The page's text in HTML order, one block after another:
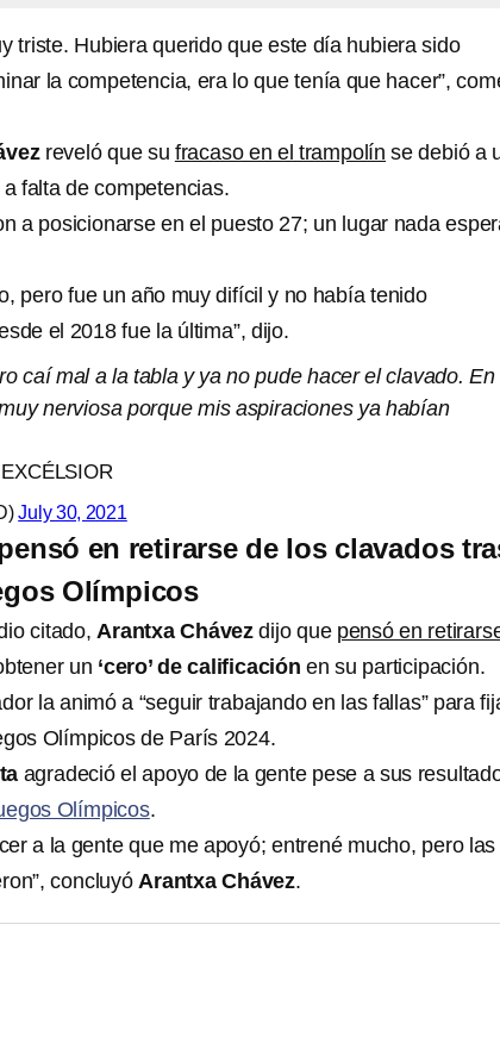
triste. Hubiera querido que este día hubiera sido
la competencia, era lo que tenía que hacer”,
reveló que su fracaso en el trampolín se debió a
a falta de competencias.
a posicionarse en el puesto 27; un lugar nada
pero fue un año muy difícil y no había tenido
el 2018 fue la última”, dijo.
caí mal a la tabla y ya no pude hacer el clavado. En
nerviosa porque mis aspiraciones ya habían
July 30, 2021
en retirarse de los clavados
Olímpicos
citado,Arantxa Chávez dijo que pensó en
un ‘cero’ de calificación en su participación.
la animó a “seguir trabajando en las fallas” para
Olímpicos de París 2024.
agradeció el apoyo de la gente pese a sus
Olímpicos.
a la gente que me apoyó; entrené mucho, pero las
concluyóArantxa Chávez.